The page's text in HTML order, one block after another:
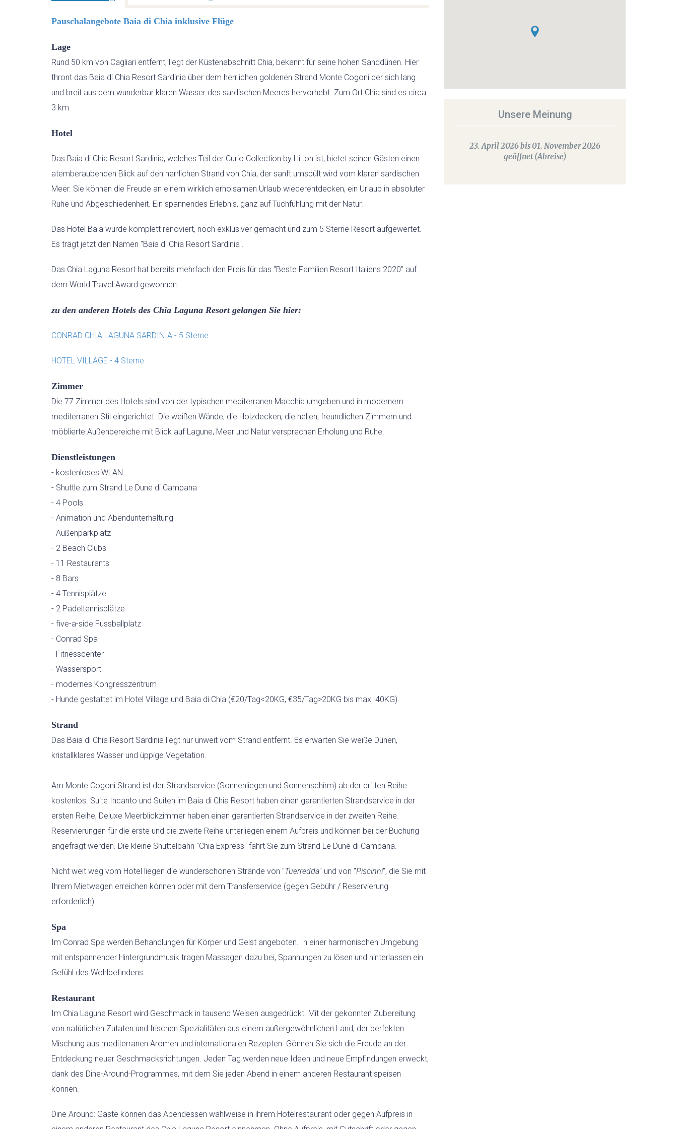
WANDERN
FEWO
EVENTS
HOCHZEITEN
SERVICE
Pauschalangebote Baia di Chia inklusive Flüge
Lage
Rund 50 km von Cagliari entfernt, liegt der Küstenabschnitt Chia, bekannt für seine hohen Sanddünen. Hier
thront das Baia di Chia Resort Sardinia über dem herrlichen goldenen Strand Monte Cogoni der sich lang
und breit aus dem wunderbar klaren Wasser des sardischen Meeres hervorhebt. Zum Ort Chia sind es circa
3 km.
Hotel
Das Baia di Chia Resort Sardinia, welches Teil der Curio Collection by Hilton ist, bietet seinen Gästen einen
atemberaubenden Blick auf den herrlichen Strand von Chia, der sanft umspült wird vom klaren sardischen
Meer. Sie können die Freude an einem wirklich erholsamen Urlaub wiederentdecken, ein Urlaub in absoluter
Ruhe und Abgeschiedenheit. Ein spannendes Erlebnis, ganz auf Tuchfühlung mit der Natur.
Das Hotel Baia wurde komplett renoviert, noch exklusiver gemacht und zum 5 Sterne Resort aufgewertet.
Es trägt jetzt den Namen "Baia di Chia Resort Sardinia".
Das Chia Laguna Resort hat bereits mehrfach den Preis für das "Beste Familien Resort Italiens 2020" auf
dem World Travel Award gewonnen.
zu den anderen Hotels des Chia Laguna Resort gelangen Sie hier:
CONRAD CHIA LAGUNA SARDINIA - 5 Sterne
HOTEL VILLAGE - 4 Sterne
Zimmer
Die 77 Zimmer des Hotels sind von der typischen mediterranen Macchia umgeben und in modernem
mediterranen Stil eingerichtet. Die weißen Wände, die Holzdecken, die hellen, freundlichen Zimmern und
möblierte Außenbereiche mit Blick auf Lagune, Meer und Natur versprechen Erholung und Ruhe.
Dienstleistungen
- kostenloses WLAN
- Shuttle zum Strand Le Dune di Campana
- 4 Pools
- Animation und Abendunterhaltung
- Außenparkplatz
- 2 Beach Clubs
- 11 Restaurants
- 8 Bars
- 4 Tennisplätze
- 2 Padeltennisplätze
- five-a-side Fussballplatz
- Conrad Spa
- Fitnesscenter
- Wassersport
- modernes Kongresszentrum
- Hunde gestattet im Hotel Village und Baia di Chia (€20/Tag<20KG, €35/Tag>20KG bis max. 40KG)
Strand
Das Baia di Chia Resort Sardinia liegt nur unweit vom Strand entfernt. Es erwarten Sie weiße Dünen,
kristallklares Wasser und üppige Vegetation.
Am Monte Cogoni Strand ist der Strandservice (Sonnenliegen und Sonnenschirm) ab der dritten Reihe
kostenlos. Suite Incanto und Suiten im Baia di Chia Resort haben einen garantierten Strandservice in der
ersten Reihe, Deluxe Meerblickzimmer haben einen garantierten Strandservice in der zweiten Reihe.
Reservierungen für die erste und die zweite Reihe unterliegen einem Aufpreis und können bei der Buchung
angefragt werden. Die kleine Shuttelbahn "Chia Express" fährt Sie zum Strand Le Dune di Campana.
Nicht weit weg vom Hotel liegen die wunderschönen Strände von "Tuerredda" und von "Piscinni", die Sie mit
Ihrem Mietwagen erreichen können oder mit dem Transferservice (gegen Gebühr / Reservierung
erforderlich).
Spa
Im Conrad Spa werden Behandlungen für Körper und Geist angeboten. In einer harmonischen Umgebung
mit entspannender Hintergrundmusik tragen Massagen dazu bei, Spannungen zu lösen und hinterlassen ein
Gefühl des Wohlbefindens.
Restaurant
Im Chia Laguna Resort wird Geschmack in tausend Weisen ausgedrückt. Mit der gekonnten Zubereitung
von natürlichen Zutaten und frischen Spezialitäten aus einem außergewöhnlichen Land, der perfekten
Mischung aus mediterranen Aromen und internationalen Rezepten. Gönnen Sie sich die Freude an der
Entdeckung neuer Geschmacksrichtungen. Jeden Tag werden neue Ideen und neue Empfindungen erweckt,
dank des Dine-Around-Programmes, mit dem Sie jeden Abend in einem anderen Restaurant speisen
können.
Dine Around: Gäste können das Abendessen wahlweise in ihrem Hotelrestaurant oder gegen Aufpreis in
Unsere Meinung
23. April 2026 bis 01. November 2026
geöffnet (Abreise)